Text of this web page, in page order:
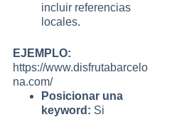
incluir referencias
locales.
EJEMPLO:
https://www.disfrutabarcelo
na.com/
Posicionar una
keyword: Si